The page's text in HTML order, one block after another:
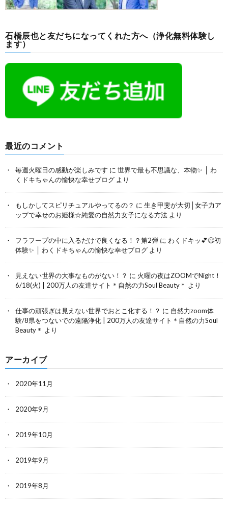
石橋辰也と友だちになってくれた方へ（浄化無料体験し
ます）
最近のコメント
毎週火曜日の感動が楽しみです に 世界で最も不思議な、本物✨ │ わ
くドキちゃんの愉快な幸せブログ より
もしかしてスピリチュアルやってるの？ に 生き甲斐が大切│女子力ア
ップで幸せのお姫様☆純愛の自然力女子になる方法 より
フラフープの中に入るだけで良くなる！？第2弾 に わくドキッ💕😆初
体験✨ │ わくドキちゃんの愉快な幸せブログ より
見えない世界の大事なものがない！？ に 火曜の夜はZOOMでNight！
6/18(火) | 200万人の友達サイト＊自然の力Soul Beauty＊ より
仕事の頑張ぎは見えない世界でおとこ化する！？ に 自然力zoom体
験/8県をつないでの遠隔浄化 | 200万人の友達サイト＊自然の力Soul
Beauty＊ より
アーカイブ
2020年11月
2020年9月
2019年10月
2019年9月
2019年8月